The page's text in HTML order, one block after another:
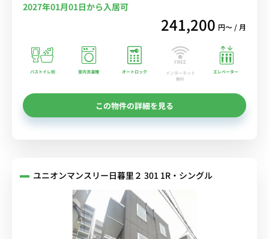
2027年01月01日から入居可
241,200 円〜 / 月
バストイレ別 室内洗濯機 オートロック
インターネット
無料
エレベーター
この物件の詳細を見る
ユニオンマンスリー日暮里２ 301 1R・シングル